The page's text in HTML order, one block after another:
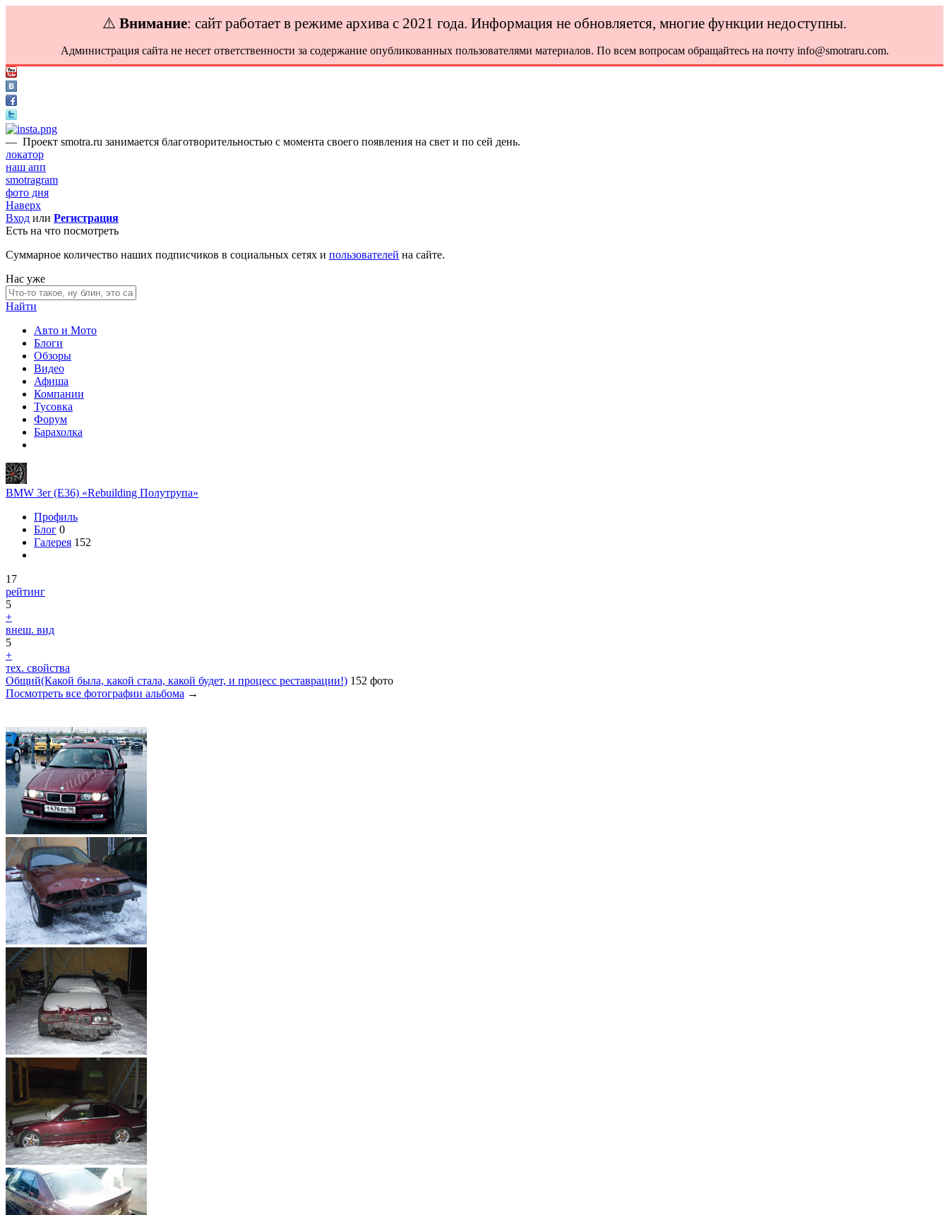
⚠️ Внимание: сайт работает в режиме архива с 2021 года. Информация не обновляется, многие функции недоступны.
Администрация сайта не несет ответственности за содержание опубликованных пользователями материалов. По всем вопросам обращайтесь на почту info@smotraru.com.
— Проект smotra.ru занимается благотворительностью с момента своего появления на свет и по сей день.
локатор
наш апп
smotragram
фото дня
Наверх
Вход или Регистрация
Есть на что посмотреть
Суммарное количество наших подписчиков в социальных сетях и пользователей на сайте.
Нас уже
Найти
Авто и Мото
Блоги
Обзоры
Видео
Афиша
Компании
Тусовка
Форум
Барахолка
BMW 3er (E36) «Rebuilding Полутрупа»
Профиль
Блог 0
Галерея 152
17
рейтинг
5
+
внеш. вид
5
+
тех. свойства
Общий(Какой была, какой стала, какой будет, и процесс реставрации!) 152 фото
Посмотреть все фотографии альбома →